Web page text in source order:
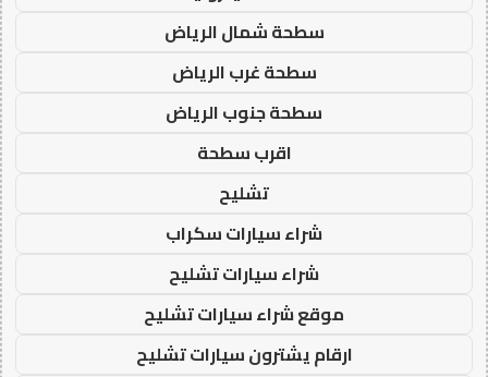
سطحة شمال الرياض
سطحة غرب الرياض
سطحة جنوب الرياض
اقرب سطحة
تشليح
شراء سيارات سكراب
شراء سيارات تشليح
موقع شراء سيارات تشليح
ارقام يشترون سيارات تشليح